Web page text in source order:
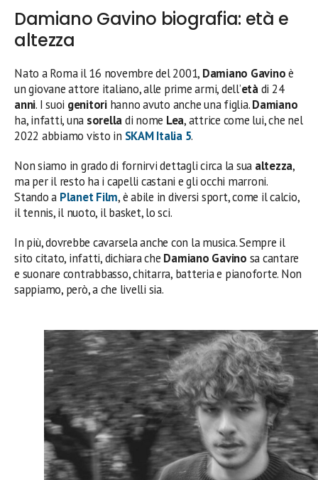
Damiano Gavino biografia: età e
altezza
Nato a Roma il 16 novembre del 2001, Damiano Gavinoè
un giovane attore italiano, alle prime armi, dell’etàdi 24
anni. I suoi genitorihanno avuto anche una figlia.Damiano
ha, infatti, una sorelladi nome Lea, attrice come lui, che nel
2022 abbiamo visto in SKAM Italia 5.
Non siamo in grado di fornirvi dettagli circa la sua altezza,
ma per il resto ha i capelli castani e gli occhi marroni.
Stando a Planet Film, è abile in diversi sport, come il calcio,
il tennis, il nuoto, il basket, lo sci.
In più, dovrebbe cavarsela anche con la musica. Sempre il
sito citato, infatti, dichiara che Damiano Gavino sa cantare
e suonare contrabbasso, chitarra, batteria e pianoforte. Non
sappiamo, però, a che livelli sia.